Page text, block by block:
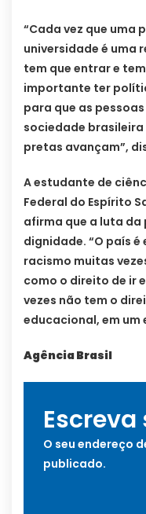
“Cada vez que uma
universidade é uma
tem que entrar e
importante ter
para que as
sociedade
pretas avançam”,
A estudante de
Federal do Espírito
afirma que a luta
dignidade. “O país
racismo muitas
como o direito de ir
vezes não tem o
educacional, em um
Agência Brasil
O seu endereço
publicado.